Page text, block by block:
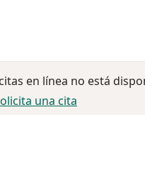
en línea no está
una cita